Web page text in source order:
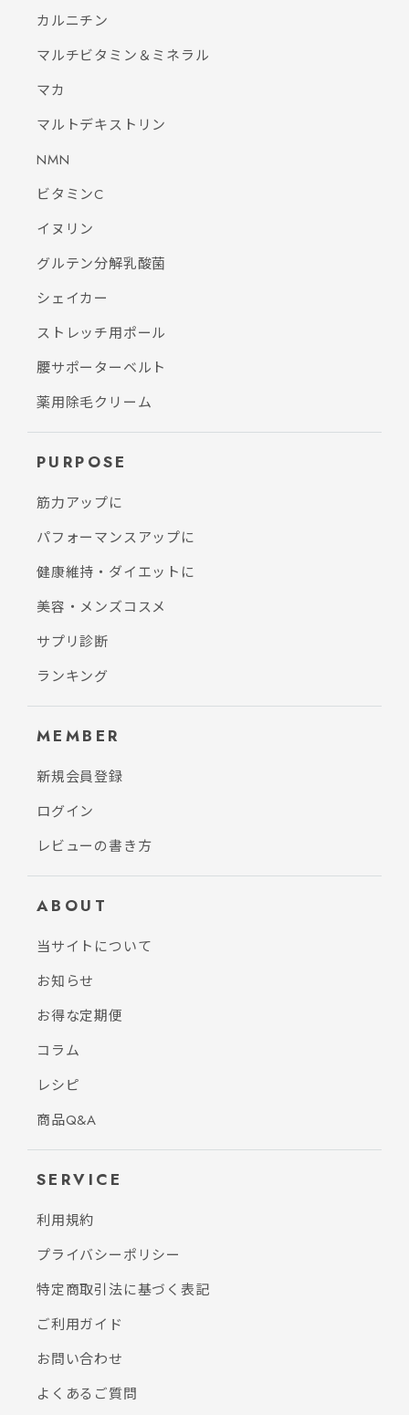
カルニチン
マルチビタミン＆ミネラル
マカ
マルトデキストリン
NMN
ビタミンC
イヌリン
グルテン分解乳酸菌
シェイカー
ストレッチ用ポール
腰サポーターベルト
薬用除毛クリーム
PURPOSE
筋力アップに
パフォーマンスアップに
健康維持・ダイエットに
美容・メンズコスメ
サプリ診断
ランキング
MEMBER
新規会員登録
ログイン
レビューの書き方
ABOUT
当サイトについて
お知らせ
お得な定期便
コラム
レシピ
商品Q&A
SERVICE
利用規約
プライバシーポリシー
特定商取引法に基づく表記
ご利用ガイド
お問い合わせ
よくあるご質問